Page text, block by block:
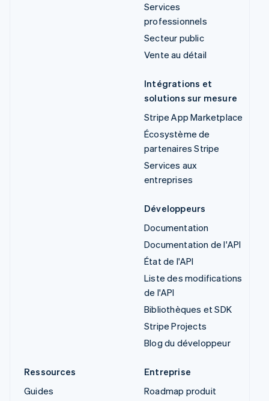
Services
professionnels
Secteur public
Vente au détail
Intégrations et
solutions sur mesure
Stripe App Marketplace
Écosystème de
partenaires Stripe
Services aux
entreprises
Développeurs
Documentation
Documentation de l'API
État de l'API
Liste des modifications
de l'API
Bibliothèques et SDK
Stripe Projects
Blog du développeur
Ressources
Guides
Entreprise
Roadmap produit